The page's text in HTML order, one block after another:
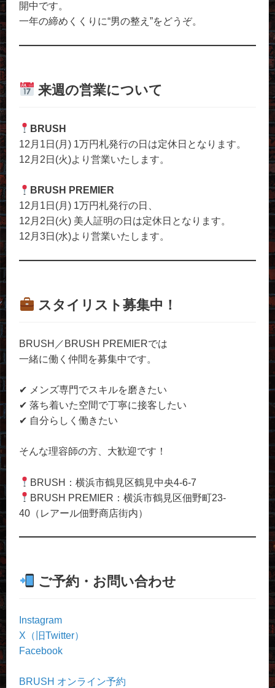
開中です。
一年の締めくくりに“男の整え”をどうぞ。
来週の営業について
BRUSH
12月1日(月) 1万円札発行の日は定休日となります。
12月2日(火)より営業いたします。
BRUSH PREMIER
12月1日(月) 1万円札発行の日、
12月2日(火) 美人証明の日は定休日となります。
12月3日(水)より営業いたします。
スタイリスト募集中！
BRUSH／BRUSH PREMIERでは
一緒に働く仲間を募集中です。
✔ メンズ専門でスキルを磨きたい
✔ 落ち着いた空間で丁寧に接客したい
✔ 自分らしく働きたい
そんな理容師の方、大歓迎です！
BRUSH：横浜市鶴見区鶴見中央4-6-7
BRUSH PREMIER：横浜市鶴見区佃野町23-
40（レアール佃野商店街内）
ご予約・お問い合わせ
Instagram
X（旧Twitter）
Facebook
BRUSH オンライン予約